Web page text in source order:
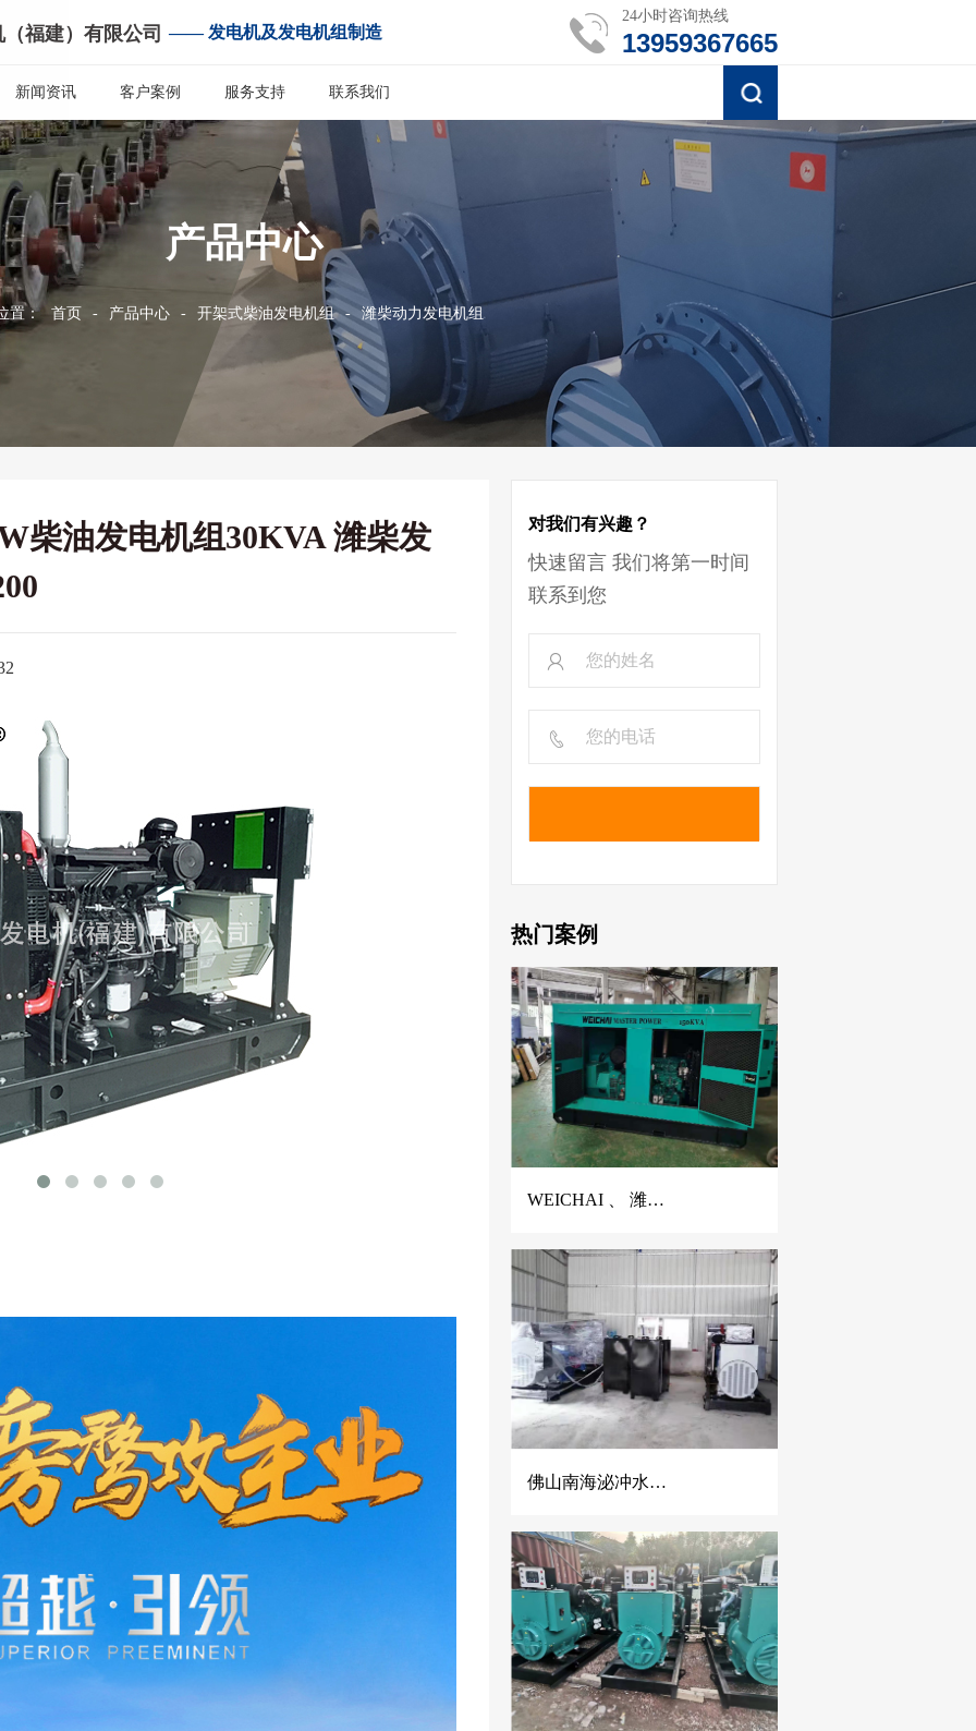
福建）有限公司 —— 发电机及发电机组制造
24小时咨询热线
13959367665
新闻资讯 客户案例 服务支持 联系我们
产品中心
置： 首页 - 产品中心 - 开架式柴油发电机组 - 潍柴动力发电机组
柴油发电机组30KVA 潍柴发
对我们有兴趣？
快速留言 我们将第一时间
联系到您
热门案例
WEICHAI 、 潍柴静音发电机、潍柴发电机、150KVA潍柴发电机、佛山潍柴发电机
佛山南海泌冲水泥混凝土公司2台500KW玉柴发电机组